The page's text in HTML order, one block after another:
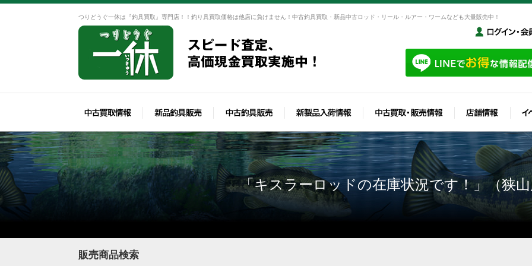
つりどうぐ一休は『釣具買取』専門店！！釣り具買取価格は他店に負けません！中古釣具買取・新品中古ロッド・リール・ルアー・ワームなども大量販売中！
「キスラーロッドの在庫状況です！」（狭
販売商品検索